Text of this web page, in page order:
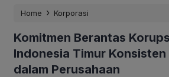
Home › Korporasi
Komitmen Berantas
Indonesia Timur Konsisten
dalam Perusahaan